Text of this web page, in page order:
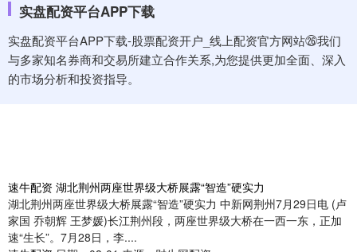
实盘配资平台APP下载
实盘配资平台APP下载-股票配资开户_线上配资官方网站㉖我们
与多家知名券商和交易所建立合作关系,为您提供更加全面、深入
的市场分析和投资指导。
速牛配资 湖北荆州两座世界级大桥展露“智造”硬实力
湖北荆州两座世界级大桥展露“智造”硬实力 中新网荆州7月29日电 (卢
家国 乔朝辉 王梦媛)长江荆州段，两座世界级大桥在一西一东，正加
速“生长”。7月28日，李....